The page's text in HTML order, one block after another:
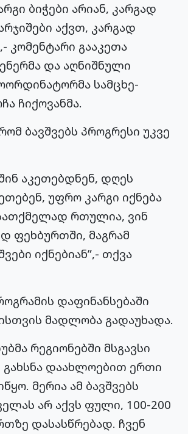
ბიჭები არიან, კარგად
აქვთ, კარგად
კომენტარი გააკეთა
და აღნიშნული
სამცხე-
ჩიქოვანმა.
ბავშვებს პროგრესი უკვე
აკეთებდნენ, დღეს
უფრო კარგი იქნება
რთულია, ვინ
ფეხბურთში, მაგრამ
იქნებიან”,- თქვა
დაფინანსებაში
მადლობა გადაუხადა.
რეგიონებში მსგავსი
გახსნა დაახლოებით ერთი
მერია ამ ბავშვებს
არ აქვს ფული, 100-200
დასასწრებად. ჩვენ